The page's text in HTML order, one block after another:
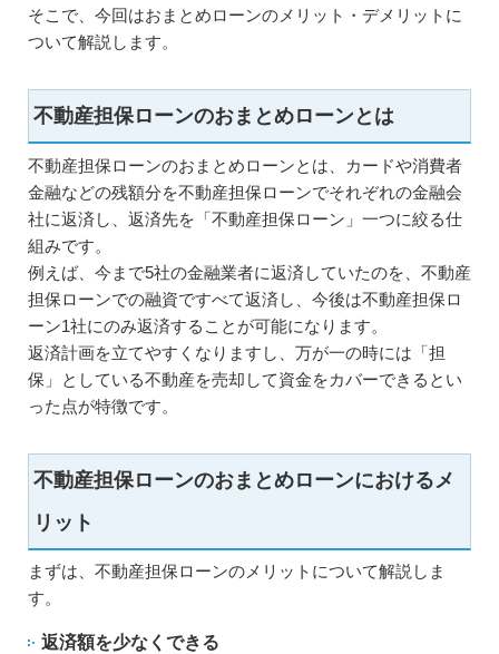
そこで、今回はおまとめローンのメリット・デメリットに
ついて解説します。
不動産担保ローンのおまとめローンとは
不動産担保ローンのおまとめローンとは、カードや消費者
金融などの残額分を不動産担保ローンでそれぞれの金融会
社に返済し、返済先を「不動産担保ローン」一つに絞る仕
組みです。
例えば、今まで5社の金融業者に返済していたのを、不動産
担保ローンでの融資ですべて返済し、今後は不動産担保ロ
ーン1社にのみ返済することが可能になります。
返済計画を立てやすくなりますし、万が一の時には「担
保」としている不動産を売却して資金をカバーできるとい
った点が特徴です。
不動産担保ローンのおまとめローンにおけるメ
リット
まずは、不動産担保ローンのメリットについて解説しま
す。
返済額を少なくできる